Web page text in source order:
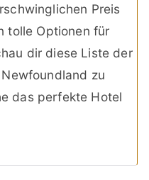
Preis
tolle Optionen für
dir diese Liste der
zu
das perfekte Hotel